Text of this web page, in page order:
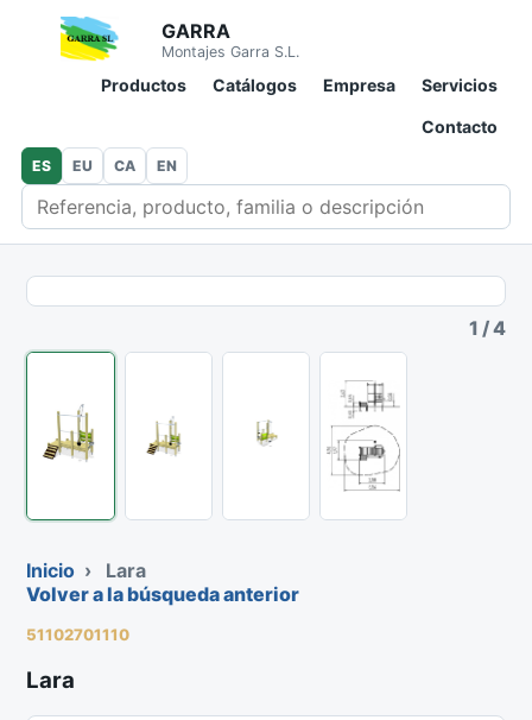
GARRA
Montajes Garra S.L.
Productos Catálogos Empresa Servicios
Contacto
Buscar en catálogo
ES EU CA EN
1 /4
Inicio ›
Lara
Volver a la búsqueda anterior
51102701110
Lara